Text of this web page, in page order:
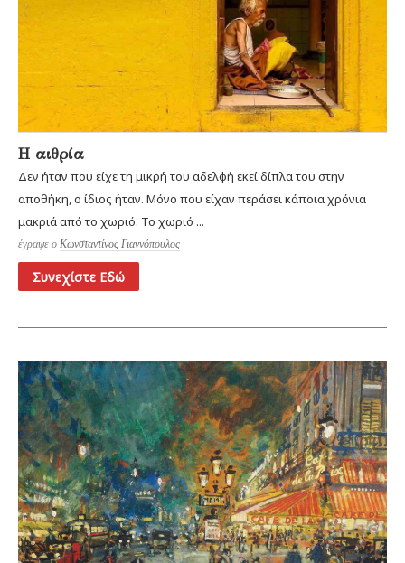
Η αιθρία
Δεν ήταν που είχε τη μικρή του αδελφή εκεί δίπλα του στην
αποθήκη, ο ίδιος ήταν. Μόνο που είχαν περάσει κάποια χρόνια
μακριά από το χωριό. Το χωριό ...
έγραψε ο Κωνσταντίνος Γιαννόπουλος
Συνεχίστε Εδώ